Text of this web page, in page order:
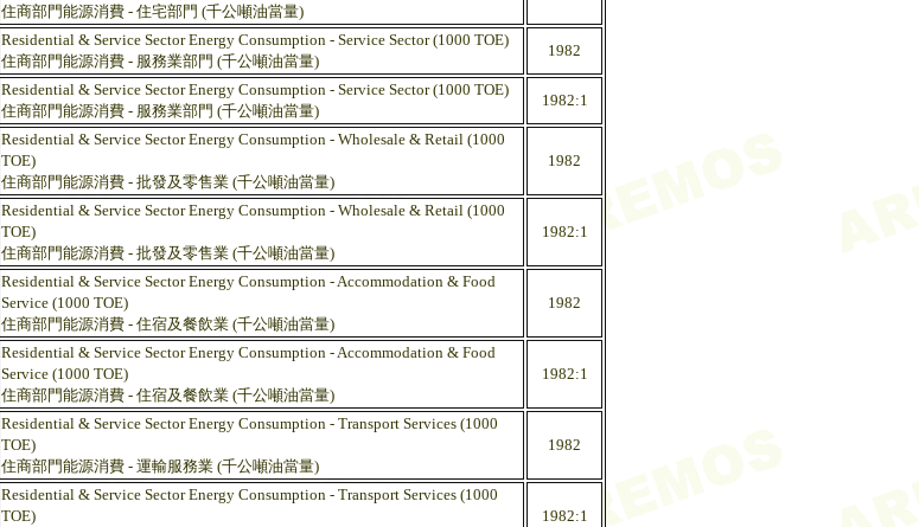
住商部門能源消費 - 住宅部門 (千公噸油當量)
Residential & Service Sector Energy Consumption - Service Sector (1000 TOE)
住商部門能源消費 - 服務業部門 (千公噸油當量)
1982
Residential & Service Sector Energy Consumption - Service Sector (1000 TOE)
住商部門能源消費 - 服務業部門 (千公噸油當量)
1982:1
Residential & Service Sector Energy Consumption - Wholesale & Retail (1000
TOE)
住商部門能源消費 - 批發及零售業 (千公噸油當量)
1982
Residential & Service Sector Energy Consumption - Wholesale & Retail (1000
TOE)
住商部門能源消費 - 批發及零售業 (千公噸油當量)
1982:1
Residential & Service Sector Energy Consumption - Accommodation & Food
Service (1000 TOE)
住商部門能源消費 - 住宿及餐飲業 (千公噸油當量)
1982
Residential & Service Sector Energy Consumption - Accommodation & Food
Service (1000 TOE)
住商部門能源消費 - 住宿及餐飲業 (千公噸油當量)
1982:1
Residential & Service Sector Energy Consumption - Transport Services (1000
TOE)
住商部門能源消費 - 運輸服務業 (千公噸油當量)
1982
Residential & Service Sector Energy Consumption - Transport Services (1000
TOE)
1982:1